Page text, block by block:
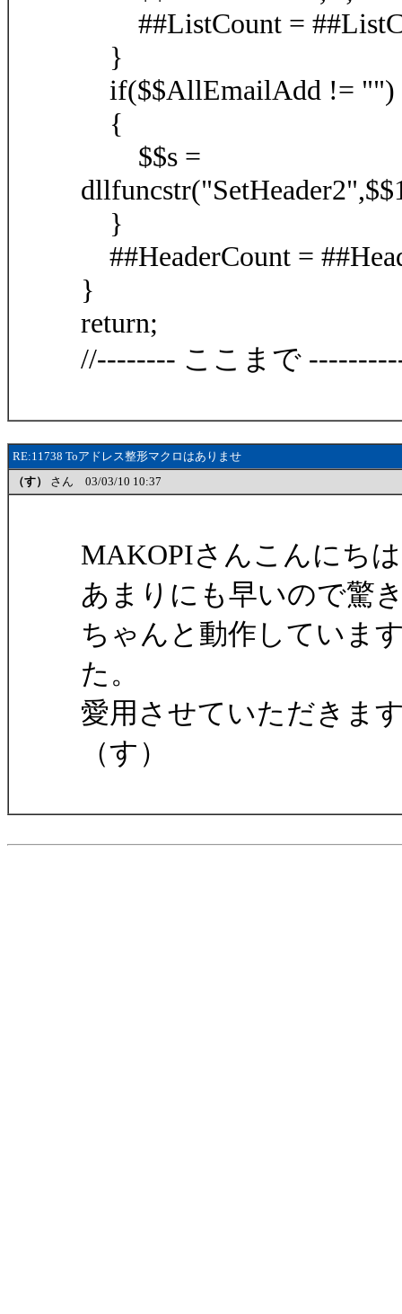
##ListCount =
}
if($$AllEmailAdd != "")
{
$$s =
}
##HeaderCount =
}
return;
//-------- ここまで
RE:11738 Toアドレス整形マクロはありませ
（す）
さん 03/03/10 10:37
MAKOPIさんこんにち
あまりにも早いので驚
ちゃんと動作していま
た。
愛用させていただきま
（す）